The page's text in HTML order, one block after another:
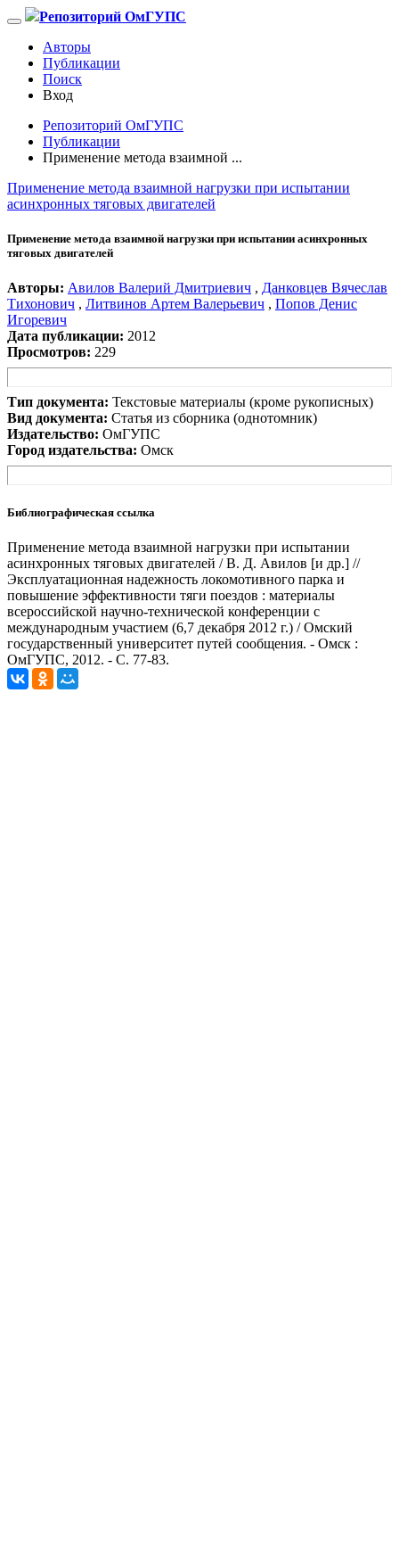
Репозиторий ОмГУПС
Авторы
Публикации
Поиск
Вход
Репозиторий ОмГУПС
Публикации
Применение метода взаимной ...
Применение метода взаимной нагрузки при испытании
асинхронных тяговых двигателей
Применение метода взаимной нагрузки при испытании асинхронных
тяговых двигателей
Авторы: Авилов Валерий Дмитриевич , Данковцев Вячеслав
Тихонович , Литвинов Артем Валерьевич , Попов Денис
Игоревич
Дата публикации: 2012
Просмотров: 229
Тип документа: Текстовые материалы (кроме рукописных)
Вид документа: Статья из сборника (однотомник)
Издательство: ОмГУПС
Город издательства: Омск
Библиографическая ссылка
Применение метода взаимной нагрузки при испытании
асинхронных тяговых двигателей / В. Д. Авилов [и др.] //
Эксплуатационная надежность локомотивного парка и
повышение эффективности тяги поездов : материалы
всероссийской научно-технической конференции с
международным участием (6,7 декабря 2012 г.) / Омский
государственный университет путей сообщения. - Омск :
ОмГУПС, 2012. - С. 77-83.